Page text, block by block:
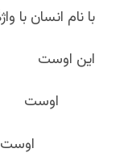
با نام انسان با
این اوست
اوست
اوست